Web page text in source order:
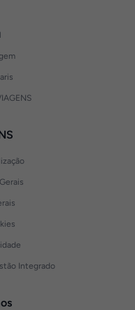
Integrado